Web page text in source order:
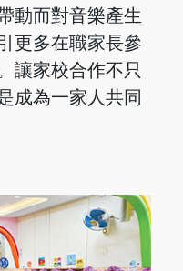
動而對音樂產生
更多在職家長參
讓家校合作不只
成為一家人共同